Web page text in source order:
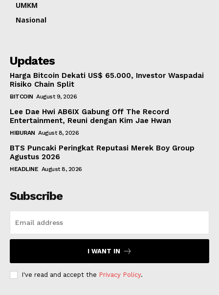
UMKM
Nasional
Updates
Harga Bitcoin Dekati US$ 65.000, Investor Waspadai
Risiko Chain Split
BITCOIN August 9, 2026
Lee Dae Hwi AB6IX Gabung Off The Record
Entertainment, Reuni dengan Kim Jae Hwan
HIBURAN August 8, 2026
BTS Puncaki Peringkat Reputasi Merek Boy Group
Agustus 2026
HEADLINE August 8, 2026
Subscribe
I WANT IN
I've read and accept the Privacy Policy.